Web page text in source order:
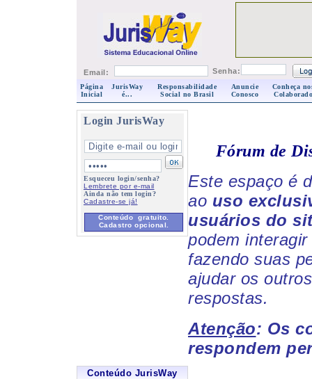
Email: Senha:
Página
Inicial
JurisWay
é...
Responsabilidade
Social no Brasil
Anuncie
Conosco
Conheça
Login JurisWay
Esqueceu login/senha?
Lembrete por e-mail
Ainda não tem login?
Cadastre-se já!
Conteúdo gratuito.
Cadastro opcional.
Conteúdo JurisWay
Fórum de
Este espaço é
ao uso
usuários do
podem
fazendo suas
ajudar os
respostas.
Atenção: Os
respondem